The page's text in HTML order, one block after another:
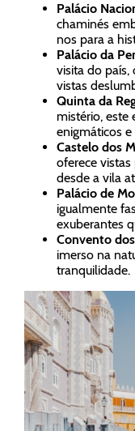
Palácio
chaminés
nos para a
Palácio da
visita do país,
vistas
Quinta da
mistério, este
enigmáticos
Castelo dos
oferece
desde a vila
Palácio de
igualmente
exuberantes
Convento
imerso na
tranquilidade.